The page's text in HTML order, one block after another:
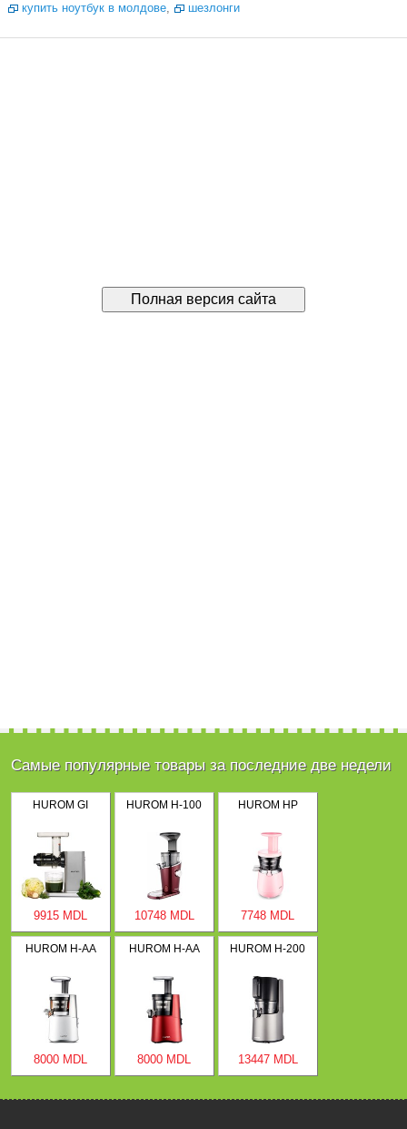
купить ноутбук в молдове, шезлонги
Самые популярные товары за последние две недели
HUROM GI
9915 MDL
HUROM H-100
10748 MDL
HUROM HP
7748 MDL
HUROM H-AA
8000 MDL
HUROM H-AA
8000 MDL
HUROM H-200
13447 MDL